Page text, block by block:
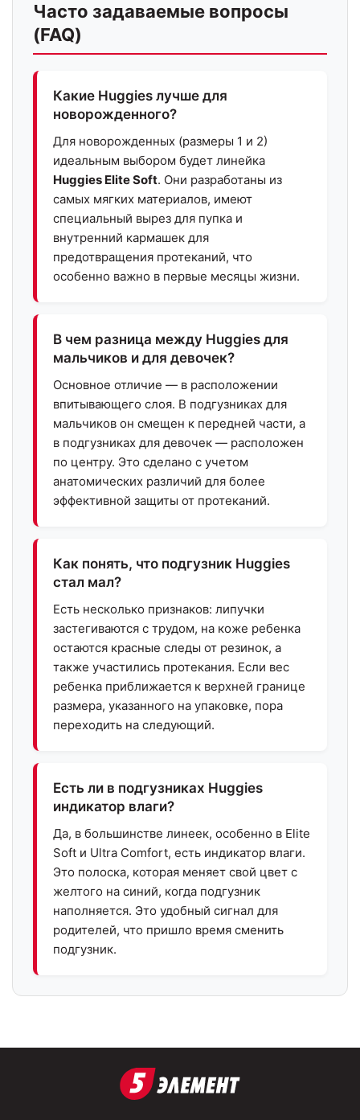
Часто задаваемые вопросы
(FAQ)
Какие Huggies лучше для
новорожденного?
Для новорожденных (размеры 1 и 2)
идеальным выбором будет линейка
Huggies Elite Soft. Они разработаны из
самых мягких материалов, имеют
специальный вырез для пупка и
внутренний кармашек для
предотвращения протеканий, что
особенно важно в первые месяцы жизни.
В чем разница между Huggies для
мальчиков и для девочек?
Основное отличие — в расположении
впитывающего слоя. В подгузниках для
мальчиков он смещен к передней части, а
в подгузниках для девочек — расположен
по центру. Это сделано с учетом
анатомических различий для более
эффективной защиты от протеканий.
Как понять, что подгузник Huggies
стал мал?
Есть несколько признаков: липучки
застегиваются с трудом, на коже ребенка
остаются красные следы от резинок, а
также участились протекания. Если вес
ребенка приближается к верхней границе
размера, указанного на упаковке, пора
переходить на следующий.
Есть ли в подгузниках Huggies
индикатор влаги?
Да, в большинстве линеек, особенно в Elite
Soft и Ultra Comfort, есть индикатор влаги.
Это полоска, которая меняет свой цвет с
желтого на синий, когда подгузник
наполняется. Это удобный сигнал для
родителей, что пришло время сменить
подгузник.